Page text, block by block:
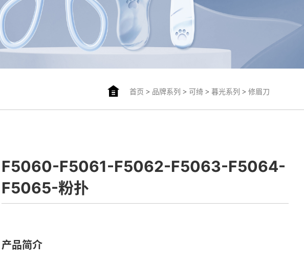
首页 > 品牌系列 > 可绮> 暮光系列 > 修眉刀
F5060-F5061-F5062-F5063-F5064-
F5065-粉扑
产品简介